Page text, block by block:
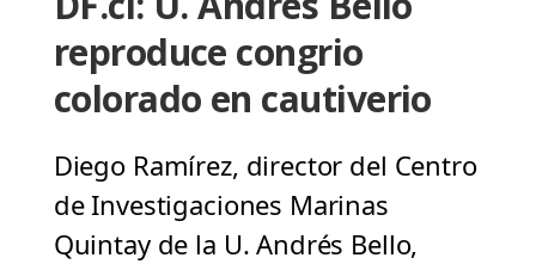
reproduce congrio
colorado en cautiverio
Diego Ramírez, director del Centro
de Investigaciones Marinas
Quintay de la U. Andrés Bello,